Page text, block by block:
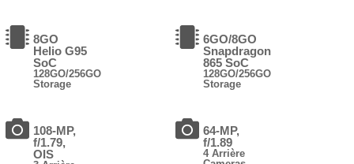
8GO
Helio G95
SoC
128GO/256GO
Storage
108-MP,
f/1.79,
OIS
6GO/8GO
Snapdragon
865 SoC
128GO/256GO
Storage
64-MP,
f/1.89
4 Arrière